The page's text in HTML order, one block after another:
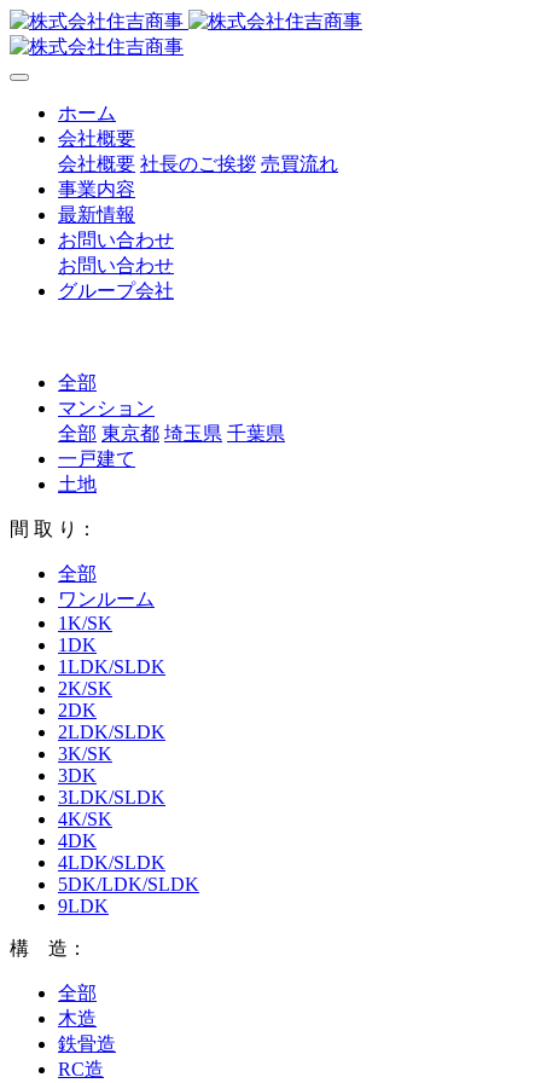
ホーム
会社概要
会社概要 社長のご挨拶 売買流れ
事業内容
最新情報
お問い合わせ
お問い合わせ
グループ会社
全部
マンション
全部 東京都 埼玉県 千葉県
一戸建て
土地
間 取 り：
全部
ワンルーム
1K/SK
1DK
1LDK/SLDK
2K/SK
2DK
2LDK/SLDK
3K/SK
3DK
3LDK/SLDK
4K/SK
4DK
4LDK/SLDK
5DK/LDK/SLDK
9LDK
構 造：
全部
木造
鉄骨造
RC造